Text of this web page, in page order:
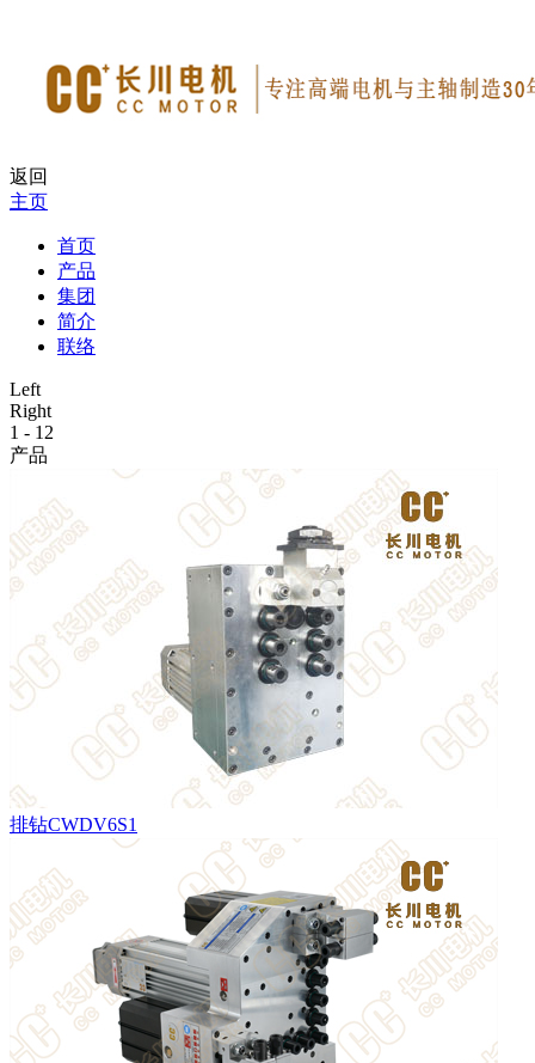
返回
主页
首页
产品
集团
简介
联络
Left
Right
1 - 12
产品
排钻CWDV6S1